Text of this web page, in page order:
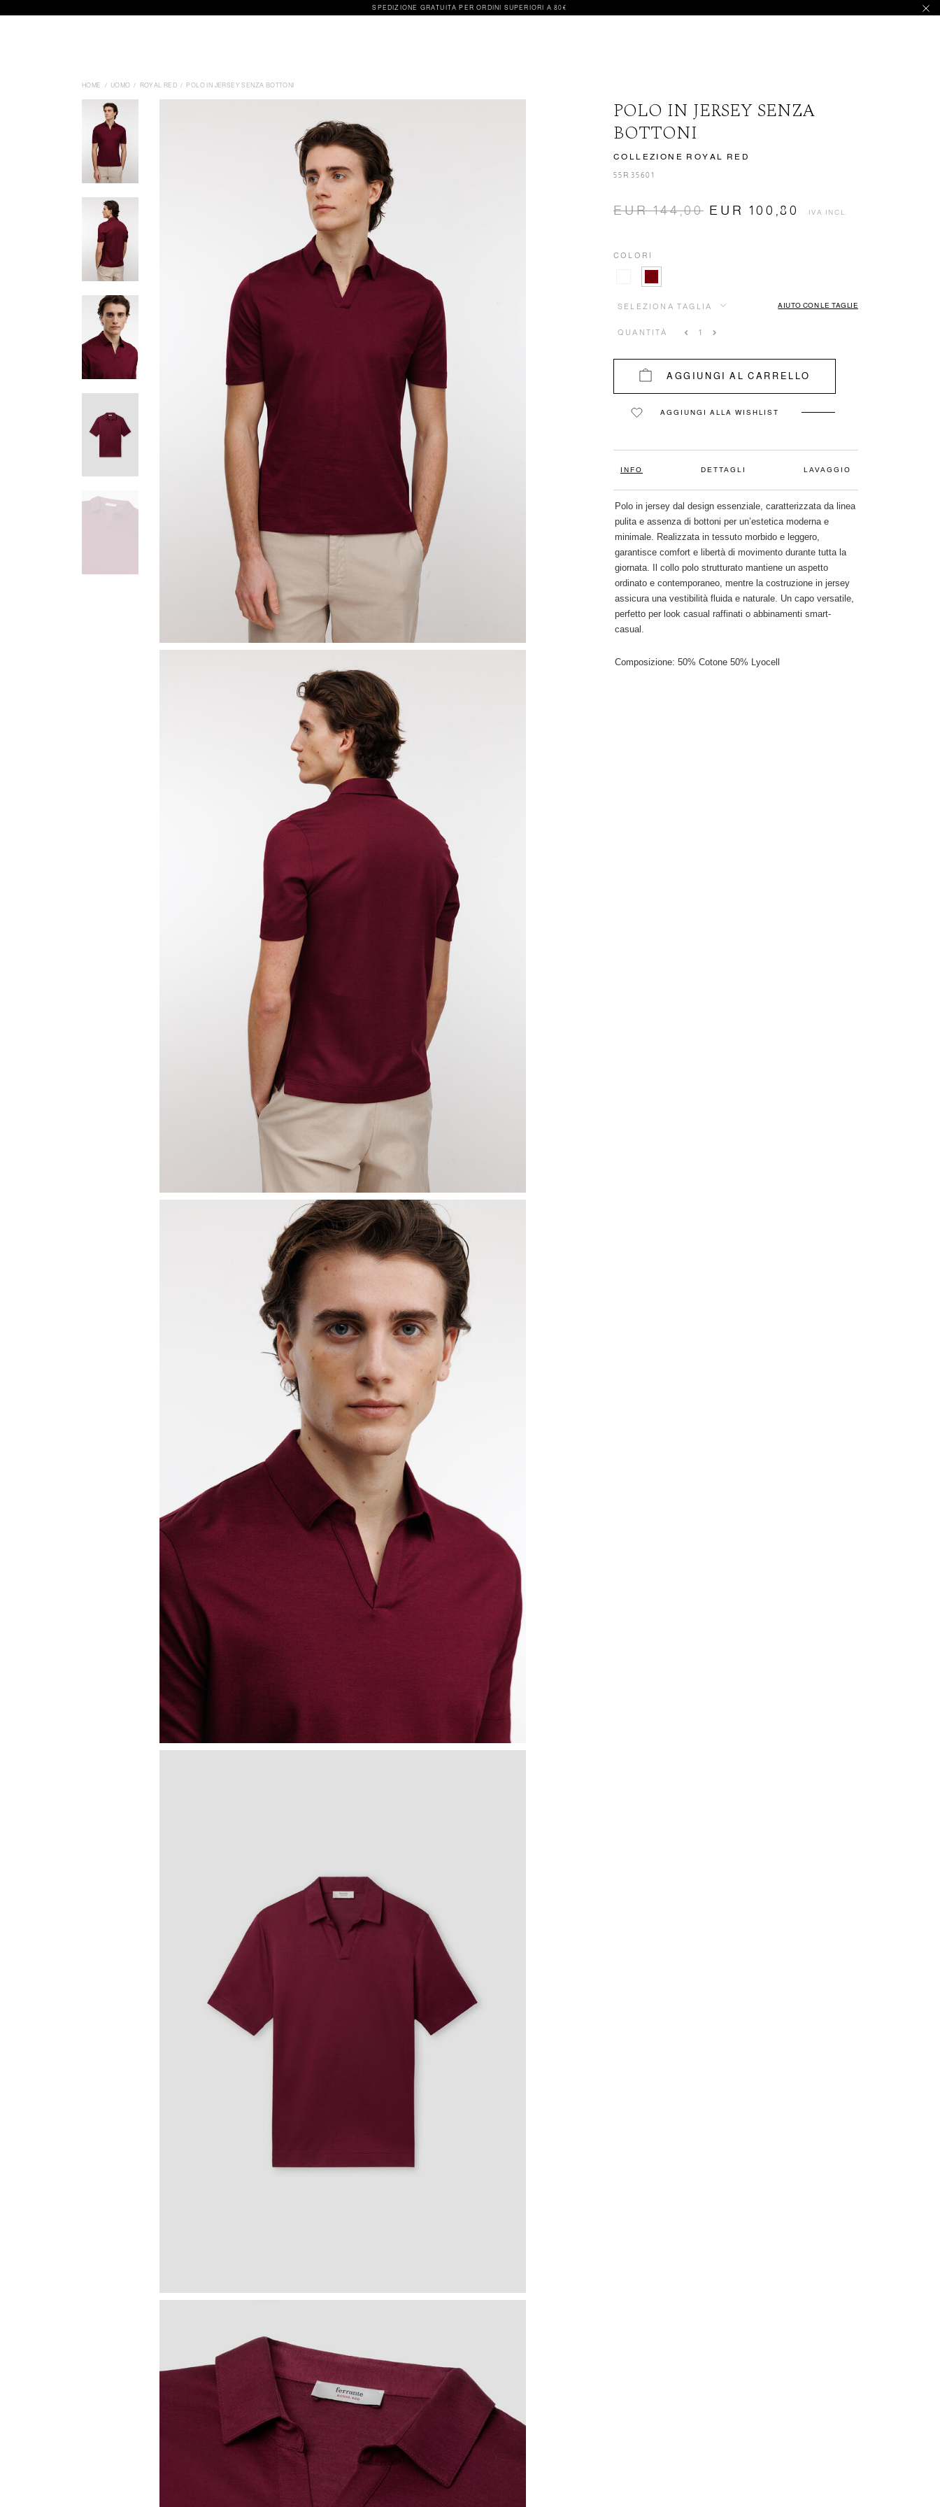
SPEDIZIONE GRATUITA PER ORDINI SUPERIORI A 80€
HOME UOMO ROYAL RED POLO IN JERSEY SENZA BOTTONI
POLO IN JERSEY SENZA
BOTTONI
COLLEZIONE ROYAL RED
55R35601
EUR 144,00 EUR 100,80 IVA INCL.
COLORI
SELEZIONA TAGLIA AIUTO CON LE TAGLIE
QUANTITÀ
AGGIUNGI AL CARRELLO
AGGIUNGI ALLA WISHLIST
INFO DETTAGLI LAVAGGIO
Polo in jersey dal design essenziale, caratterizzata da linea
pulita e assenza di bottoni per un’estetica moderna e
minimale. Realizzata in tessuto morbido e leggero,
garantisce comfort e libertà di movimento durante tutta la
giornata. Il collo polo strutturato mantiene un aspetto
ordinato e contemporaneo, mentre la costruzione in jersey
assicura una vestibilità fluida e naturale. Un capo versatile,
perfetto per look casual raffinati o abbinamenti smart-
casual.
Composizione: 50% Cotone 50% Lyocell